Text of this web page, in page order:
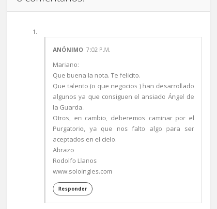
ANÓNIMO 7:02 P.M.
Mariano:
Que buena la nota. Te felicito.
Que talento (o que negocios ) han desarrollado
algunos ya que consiguen el ansiado Ángel de
la Guarda.
Otros, en cambio, deberemos caminar por el
Purgatorio, ya que nos falto algo para ser
aceptados en el cielo.
Abrazo
Rodolfo Llanos
www.soloingles.com
Responder